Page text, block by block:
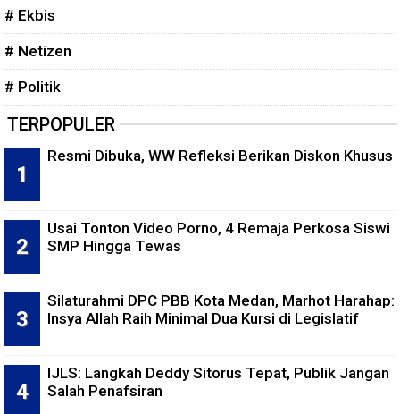
# Ekbis
# Netizen
# Politik
TERPOPULER
Resmi Dibuka, WW Refleksi Berikan Diskon Khusus
Usai Tonton Video Porno, 4 Remaja Perkosa Siswi
SMP Hingga Tewas
Silaturahmi DPC PBB Kota Medan, Marhot Harahap:
Insya Allah Raih Minimal Dua Kursi di Legislatif
IJLS: Langkah Deddy Sitorus Tepat, Publik Jangan
Salah Penafsiran